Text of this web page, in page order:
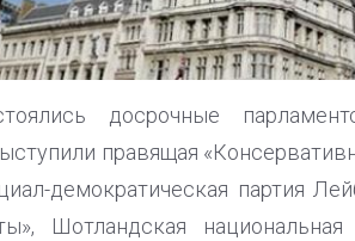
досрочные
правящая
демократическая партия
Шотландская